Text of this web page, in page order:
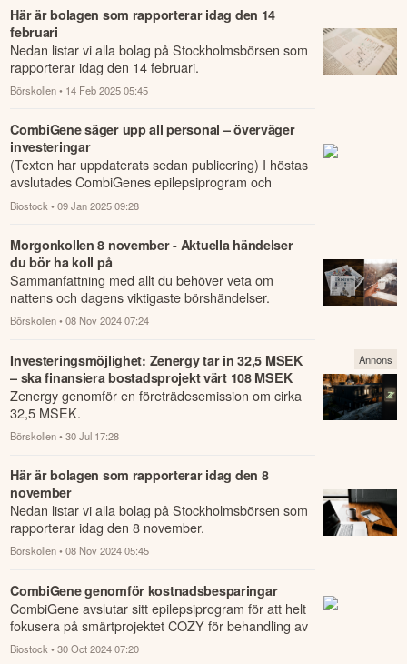
Här är bolagen som rapporterar idag den 14
februari
Nedan listar vi alla bolag på Stockholmsbörsen som
rapporterar idag den 14 februari.
Börskollen • 14 Feb 2025 05:45
CombiGene säger upp all personal – överväger
investeringar
(Texten har uppdaterats sedan publicering) I höstas
avslutades CombiGenes epilepsiprogram och
bolaget tillkännagav ett kostnadsbesparingspro...
Biostock • 09 Jan 2025 09:28
Morgonkollen 8 november - Aktuella händelser
du bör ha koll på
Sammanfattning med allt du behöver veta om
nattens och dagens viktigaste börshändelser.
Börskollen • 08 Nov 2024 07:24
Investeringsmöjlighet: Zenergy tar in 32,5 MSEK
– ska finansiera bostadsprojekt värt 108 MSEK
Zenergy genomför en företrädesemission om cirka
32,5 MSEK.
Börskollen • 30 Jul 17:28
Annons
Här är bolagen som rapporterar idag den 8
november
Nedan listar vi alla bolag på Stockholmsbörsen som
rapporterar idag den 8 november.
Börskollen • 08 Nov 2024 05:45
CombiGene genomför kostnadsbesparingar
CombiGene avslutar sitt epilepsiprogram för att helt
fokusera på smärtprojektet COZY för behandling av
kronisk smärta.
Biostock • 30 Oct 2024 07:20